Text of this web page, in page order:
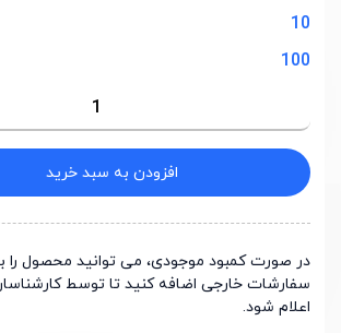
10
100
افزودن به سبد خرید
در صورت کمبود موجودی، می توانید محصول را
سفارشات خارجی اضافه کنید تا توسط
اعلام شود.